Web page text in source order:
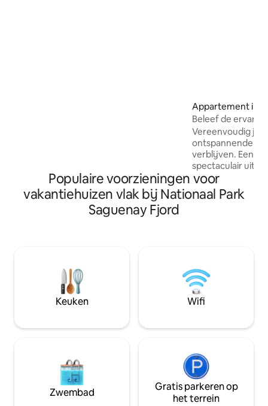
Appartement in
Beleef de
Vereenvoudig je
ontspannende
verblijven. Een
spectaculair
Geniet van een
solo, liefhebbers
kunt zelfs een
is er om je
Nabijgelegen
Populaire voorzieningen voor
vakantiehuizen vlak bij Nationaal Park
Saguenay Fjord
Keuken Wifi
Zwembad
Gratis parkeren op
het terrein